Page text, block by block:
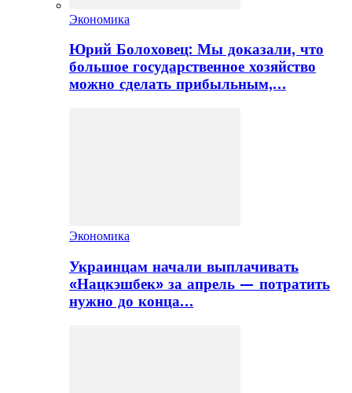
Экономика
Юрий Болоховец: Мы доказали, что
большое государственное хозяйство
можно сделать прибыльным,…
Экономика
Украинцам начали выплачивать
«Нацкэшбек» за апрель — потратить
нужно до конца…